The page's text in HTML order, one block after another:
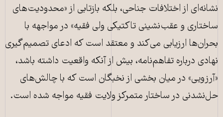
نشانه‌ای از اختلافات جناحی، بلکه بازتابی از «محدودیت‌های
ساختاری و عقب‌نشینی تاکتیکی ولی فقیه» در مواجهه با
بحران‌ها ارزیابی می‌کند و معتقد است که ادعای تصمیم‌گیری
نهادی درباره تفاهم‌نامه، بیش از آنکه واقعیت داشته باشد،
«آرزویی» در میان بخشی از نخبگان است که با چالش‌های
حل‌نشدنی در ساختار متمرکز ولایت فقیه مواجه شده است.